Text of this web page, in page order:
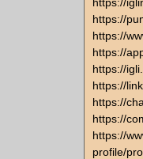
https://
https://
https://
https://
https://
https://
https://
https://
profile/